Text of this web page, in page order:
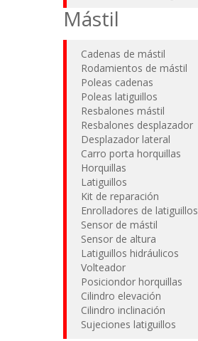
Mástil
Cadenas de mástil
Rodamientos de mástil
Poleas cadenas
Poleas latiguillos
Resbalones mástil
Resbalones desplazador
Desplazador lateral
Carro porta horquillas
Horquillas
Latiguillos
Kit de reparación
Enrolladores de latiguillos
Sensor de mástil
Sensor de altura
Latiguillos hidráulicos
Volteador
Posiciondor horquillas
Cilindro elevación
Cilindro inclinación
Sujeciones latiguillos